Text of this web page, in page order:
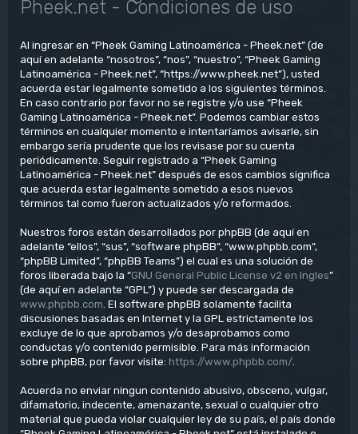
Pheek.net - Condiciones de uso
Al ingresar en “Pheek Gaming Latinoamérica - Pheek.net” (de
aquí en adelante “nosotros”, “nos”, “nuestro”, “Pheek Gaming
Latinoamérica - Pheek.net”, “https://www.pheek.net”), usted
acuerda estar legalmente sometido a los siguientes términos.
En caso contrario por favor no se registre y/o use “Pheek
Gaming Latinoamérica - Pheek.net”. Podemos cambiar estos
términos en cualquier momento e intentaríamos avisarle, sin
embargo sería prudente que los revisase por su cuenta
periódicamente. Seguir registrado a “Pheek Gaming
Latinoamérica - Pheek.net” después de esos cambios significa
que acuerda estar legalmente sometido a esos nuevos
términos tal como fueron actualizados y/o reformados.
Nuestros foros están desarrollados por phpBB (de aquí en
adelante “ellos”, “sus”, “software phpBB”, “www.phpbb.com”,
“phpBB Limited”, “phpBB Teams”) el cual es una solución de
foros liberada bajo la “GNU General Public License v2 en Ingles”
(de aquí en adelante “GPL”) y puede ser descargada de
www.phpbb.com . El software phpBB solamente facilita
discusiones basadas en Internet y la GPL estrictamente los
excluye de lo que aprobamos y/o desaprobamos como
conductas y/o contenido permisible. Para más información
sobre phpBB, por favor visite: https://www.phpbb.com/
Acuerda no enviar ningun contenido abusivo, obsceno, vulgar,
difamatorio, indecente, amenazante, sexual o cualquier otro
material que pueda violar cualquier ley de su país, el país donde